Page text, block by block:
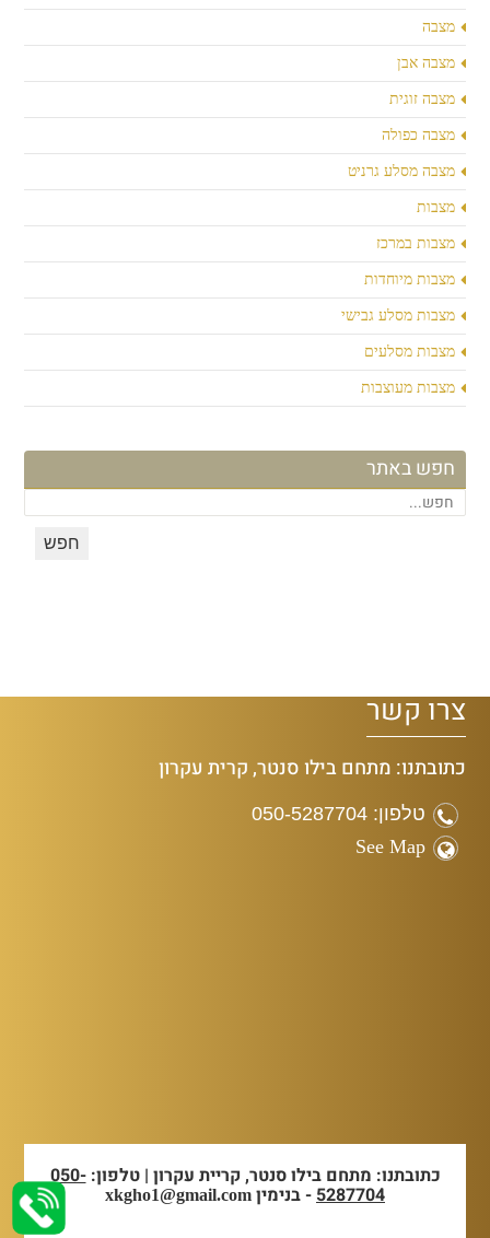
מצבה
מצבה אבן
מצבה זוגית
מצבה כפולה
מצבה מסלע גרניט
מצבות
מצבות במרכז
מצבות מיוחדות
מצבות מסלע גבישי
מצבות מסלעים
מצבות מעוצבות
חפש באתר
צרו קשר
כתובתנו: מתחם בילו סנטר, קרית עקרון
טלפון: 050-5287704
See Map
כתובתנו: מתחם בילו סנטר, קריית עקרון | טלפון:050-
5287704- בנימין xkgho1@gmail.com